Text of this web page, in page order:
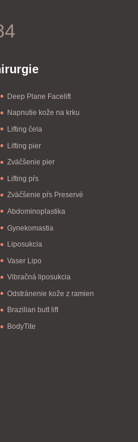
Deep Plane Facelift
Napnutie kože na krku
Lifting čela
Lifting pier
Zväčšenie pier
Lifting pŕs
Zväčšenie pŕs Preservé
Abdominoplastika
Gynekomastia
Liposukcia
Vaser Lipo
Vibračná liposukcia
Odstránenie kože z ramien
Brazilian butt lift
BodyTite